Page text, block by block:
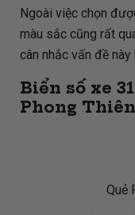
Ngoài việc chọn
màu sắc cũng rất
cân nhắc vấn đề
Biển số xe
Phong
Quẻ